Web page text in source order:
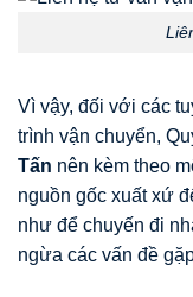
Vì vậy, đối với các
trình vận chuyển,
Tấn nên kèm theo
nguồn gốc xuất xứ
như để chuyến đi
ngừa các vấn đề